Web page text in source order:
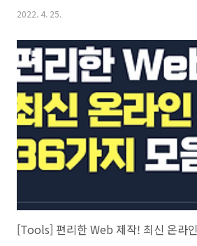
2022. 4. 25.
[Tools] 편리한 Web 제작! 최신 온라